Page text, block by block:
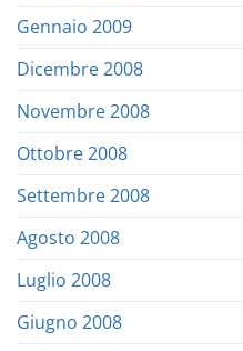
Gennaio 2009
Dicembre 2008
Novembre 2008
Ottobre 2008
Settembre 2008
Agosto 2008
Luglio 2008
Giugno 2008